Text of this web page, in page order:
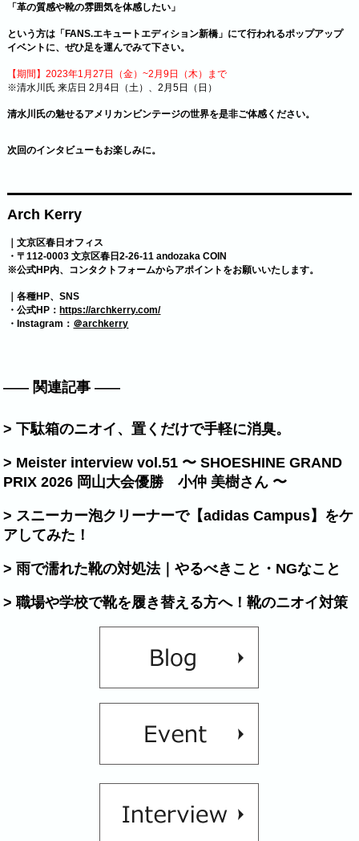
「革の質感や靴の雰囲気を体感したい」
という方は「FANS.エキュートエディション新橋」にて行われるポップアップ
イベントに、ぜひ足を運んでみて下さい。
【期間】2023年1月27日（金）~2月9日（木）まで
※清水川氏 来店日 2月4日（土）、2月5日（日）
清水川氏の魅せるアメリカンビンテージの世界を是非ご体感ください。
次回のインタビューもお楽しみに。
Arch Kerry
｜文京区春日オフィス
・〒112-0003 文京区春日2-26-11 andozaka COIN
※公式HP内、コンタクトフォームからアポイントをお願いいたします。
｜各種HP、SNS
・公式HP： https://archkerry.com/
・Instagram： ＠archkerry
関連記事
> 下駄箱のニオイ、置くだけで手軽に消臭。
> Meister interview vol.51 〜 SHOESHINE GRAND
PRIX 2026 岡山大会優勝 小仲 美樹さん 〜
> スニーカー泡クリーナーで【adidas Campus】をケ
アしてみた！
> 雨で濡れた靴の対処法｜やるべきこと・NGなこと
> 職場や学校で靴を履き替える方へ！靴のニオイ対策